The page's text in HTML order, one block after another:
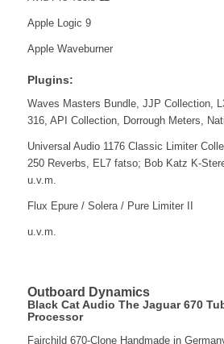
Apple Logic 9
Apple Waveburner
Plugins:
Waves Masters Bundle, JJP Collection,
316, API Collection, Dorrough Meters,
Universal Audio 1176 Classic Limiter
250 Reverbs, EL7 fatso; Bob Katz K-
u.v.m.
Flux Epure / Solera / Pure Limiter II
u.v.m.
Outboard Dynamics
Black Cat Audio The Jaguar 670
Processor
Fairchild 670-Clone Handmade in